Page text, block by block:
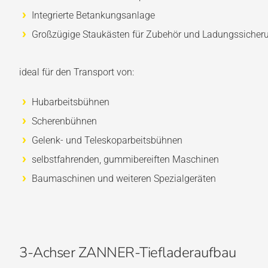
Integrierte Betankungsanlage
Großzügige Staukästen für Zubehör und
ideal für den Transport von:
Hubarbeitsbühnen
Scherenbühnen
Gelenk- und Teleskoparbeitsbühnen
selbstfahrenden, gummibereiften Maschinen
Baumaschinen und weiteren Spezialgeräten
3-Achser ZANNER-Tiefladeraufbau